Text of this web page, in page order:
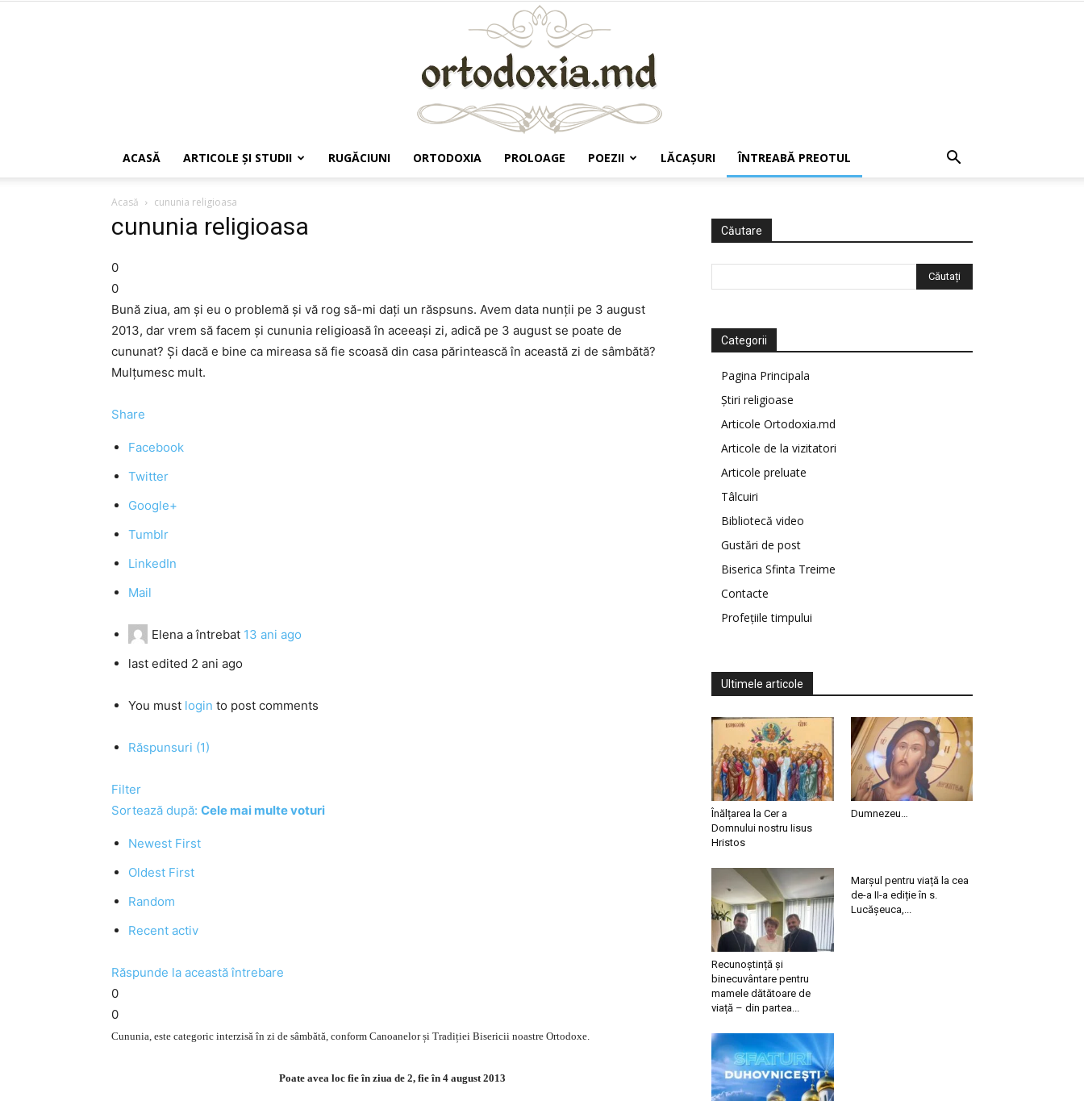
ACASĂ ARTICOLE ŞI STUDII RUGĂCIUNI ORTODOXIA PROLOAGE POEZII LĂCAŞURI ÎNTREABĂ PREOTUL
Acasă cununia religioasa
cununia religioasa
0
0
Bună ziua, am şi eu o problemă şi vă rog să-mi daţi un răspsuns. Avem data nunţii pe 3 august
2013, dar vrem să facem şi cununia religioasă în aceeaşi zi, adică pe 3 august se poate de
cununat? Şi dacă e bine ca mireasa să fie scoasă din casa părintească în această zi de sâmbătă?
Mulţumesc mult.
Share
Facebook
Twitter
Google+
Tumblr
LinkedIn
Mail
Elena a întrebat 13 ani ago
last edited 2 ani ago
You must login to post comments
Răspunsuri (1)
Filter
Sortează după: Cele mai multe voturi
Newest First
Oldest First
Random
Recent activ
Răspunde la această întrebare
0
0
Cununia, este categoric interzisă în zi de sâmbătă, conform Canoanelor și Tradiției Bisericii noastre Ortodoxe.
Poate avea loc fie în ziua de 2, fie în 4 august 2013
Căutare
Categorii
Pagina Principala
Știri religioase
Articole Ortodoxia.md
Articole de la vizitatori
Articole preluate
Tâlcuiri
Bibliotecă video
Gustări de post
Biserica Sfinta Treime
Contacte
Profețiile timpului
Ultimele articole
Înălțarea la Cer a
Domnului nostru Iisus
Hristos
Dumnezeu…
Recunoștință și
binecuvântare pentru
mamele dătătoare de
viață – din partea...
Marșul pentru viață la cea
de-a II-a ediție în s.
Lucășeuca,...